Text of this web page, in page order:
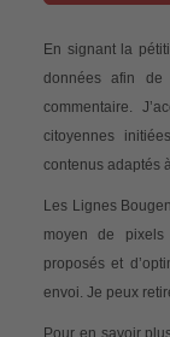
En signant la
données afin
commentaire.
citoyennes
contenus adaptés
Les Lignes
moyen de
proposés et
envoi. Je peux
Pour en savoir